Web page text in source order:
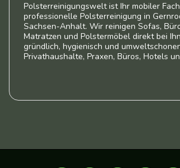
Polsterreinigungswelt ist Ihr mobiler
professionelle Polsterreinigung in
Sachsen-Anhalt. Wir reinigen Sofas,
Matratzen und Polstermöbel direkt bei
gründlich, hygienisch und
Privathaushalte, Praxen, Büros, Hotels